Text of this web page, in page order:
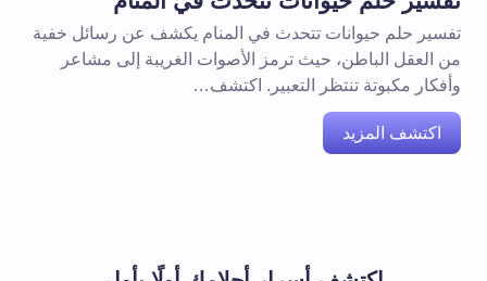
تفسير حلم حيوانات تتحدث في المنام يكشف عن رسائل خفية
من العقل الباطن، حيث ترمز الأصوات الغريبة إلى مشاعر
وأفكار مكبوتة تنتظر التعبير. اكتشف…
اكتشف المزيد